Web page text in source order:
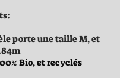
porte une taille M, et
Bio, et recyclés